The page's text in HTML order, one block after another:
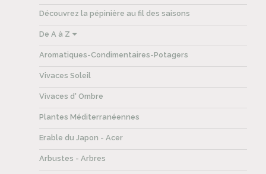
Découvrez la pépinière au fil des saisons
De A à Z
Aromatiques-Condimentaires-Potagers
Vivaces Soleil
Vivaces d' Ombre
Plantes Méditerranéennes
Erable du Japon - Acer
Arbustes - Arbres